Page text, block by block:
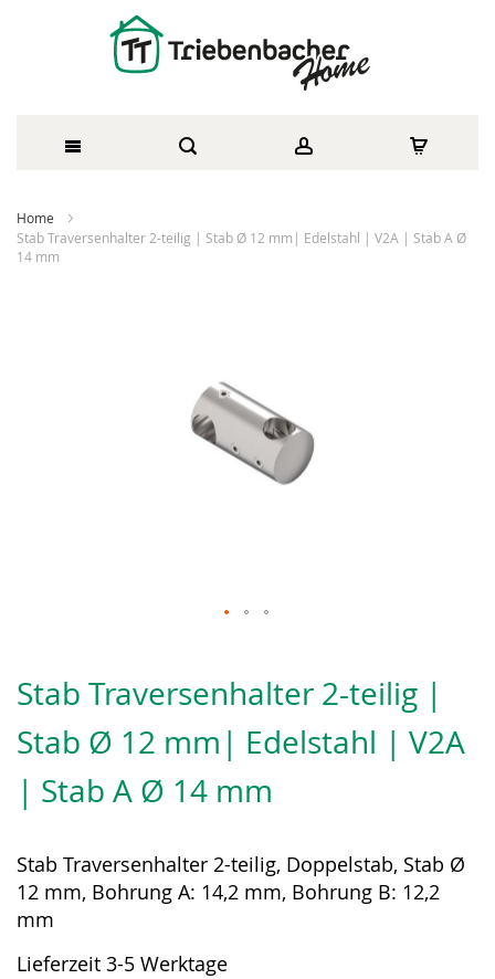
zum
Home
Stab Traversenhalter 2-teilig | Stab Ø 12 mm| Edelstahl | V2A | Stab A Ø
14 mm
der
Bildergalerie
springen
Stab Traversenhalter 2-teilig |
Stab Ø 12 mm| Edelstahl | V2A
| Stab A Ø 14 mm
Stab Traversenhalter 2-teilig, Doppelstab, Stab Ø
12 mm, Bohrung A: 14,2 mm, Bohrung B: 12,2
mm
Lieferzeit 3-5 Werktage